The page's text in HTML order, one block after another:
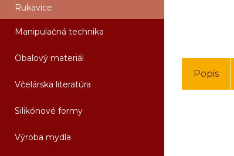
Rukavice
Manipulačná technika
Obalový materiál
Včelárska literatúra
Silikónové formy
Výroba mydla
Popis